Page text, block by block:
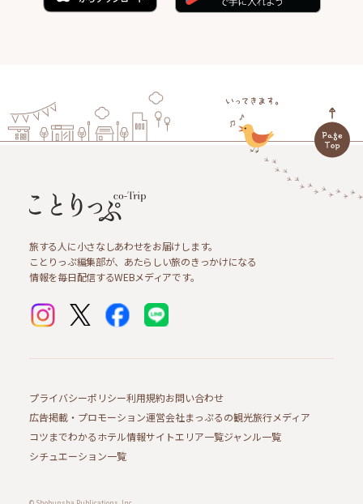
旅する人に小さなしあわせをお届けします。
ことりっぷ編集部が、あたらしい旅のきっかけになる
情報を毎日配信するWEBメディアです。
プライバシーポリシー利用規約お問い合わせ
広告掲載・プロモーション運営会社まっぷるの観光旅行メディア
コツまでわかるホテル情報サイトエリア一覧ジャンル一覧
シチュエーション一覧